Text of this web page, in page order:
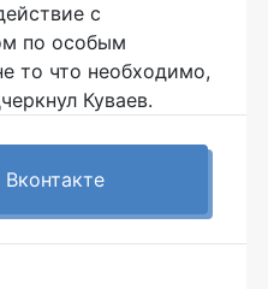
с
по особым
то что необходимо,
Куваев.